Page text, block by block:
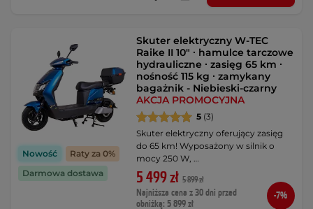
Nowość
Raty za 0%
Darmowa dostawa
Skuter elektryczny W-TEC
Raike II 10" ∙ hamulce tarczowe
hydrauliczne ∙ zasięg 65 km ∙
nośność 115 kg ∙ zamykany
bagażnik - Niebieski-czarny
AKCJA PROMOCYJNA
5 (3)
Skuter elektryczny oferujący zasięg
do 65 km! Wyposażony w silnik o
mocy 250 W, …
5 499 zł 5 899 zł
Najniższa cena z 30 dni przed
obniżką: 5 899 zł
-7%